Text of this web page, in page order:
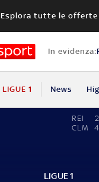
Esplora tutte le offerte
In evidenza:
LIGUE 1 News
REI
2
CLM
4
LIGUE 1